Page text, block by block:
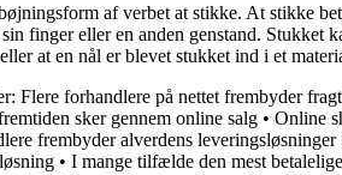
af verbet at stikke. At stikke
finger eller en anden genstand. Stukket
at en nål er blevet stukket ind i et
Flere forhandlere på nettet frembyder
sker gennem online salg • Online
frembyder alverdens leveringsløsninger
• I mange tilfælde den mest